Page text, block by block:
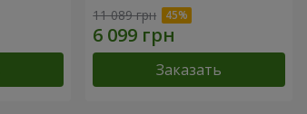
11 089 грн
Заказать